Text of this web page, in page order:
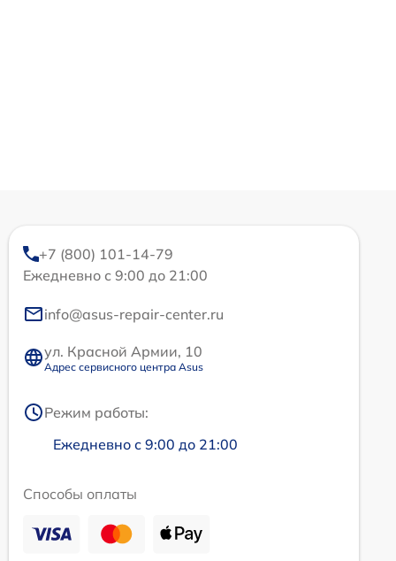
+7 (800) 101-14-79
Ежедневно с 9:00 до 21:00
info@asus-repair-center.ru
ул. Красной Армии, 10
Адрес сервисного центра Asus
Режим работы:
Ежедневно с 9:00 до 21:00
Способы оплаты